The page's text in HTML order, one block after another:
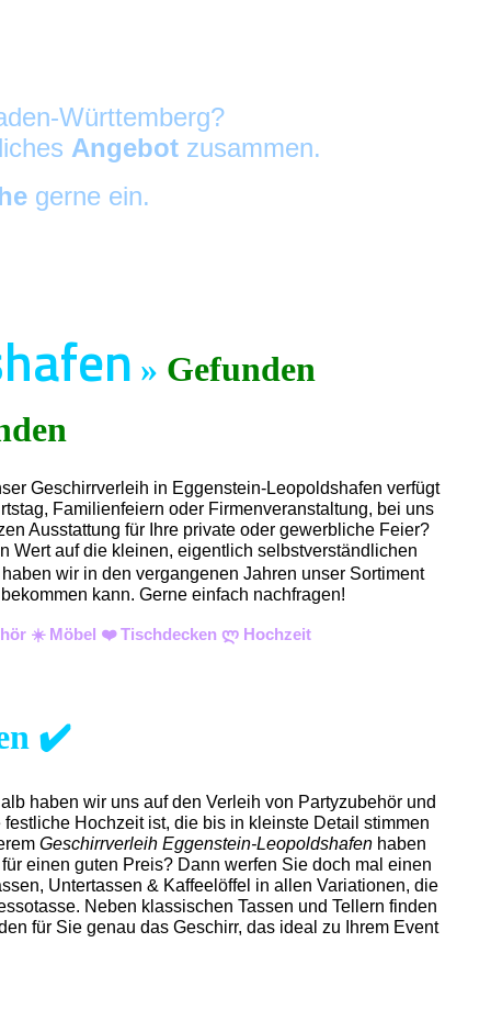
Württemberg?
Angebot zusammen.
gerne ein.
» Gefunden
Geschirrverleih in Eggenstein-Leopoldshafen verfügt
Familienfeiern oder Firmenveranstaltung, bei uns
Ausstattung für Ihre private oder gewerbliche Feier?
auf die kleinen, eigentlich selbstverständlichen
wir in den vergangenen Jahren unser Sortiment
kann. Gerne einfach nachfragen!
☀️ Möbel ❤️ Tischdecken ლ Hochzeit
✔️
haben wir uns auf den Verleih von Partyzubehör und
Hochzeit ist, die bis in kleinste Detail stimmen
Geschirrverleih Eggenstein-Leopoldshafenhaben
einen guten Preis? Dann werfen Sie doch mal einen
Untertassen & Kaffeelöffel in allen Variationen, die
Neben klassischen Tassen und Tellern finden
für Sie genau das Geschirr, das ideal zu Ihrem Event